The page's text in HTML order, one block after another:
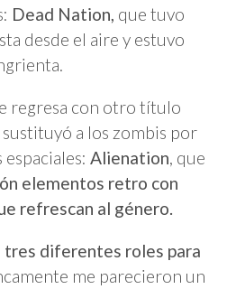
Dead Nation, que tuvo
desde el aire y estuvo
regresa con otro título
a los zombis por
Alienation, que
elementos retro con
refrescan al género.
tres diferentes roles para
me parecieron un